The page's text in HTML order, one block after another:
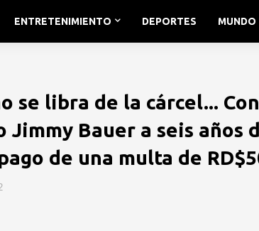
ENTRETENIMIENTO DEPORTES MUNDO
se libra de la cárcel...
Jimmy Bauer a seis años
de una multa de